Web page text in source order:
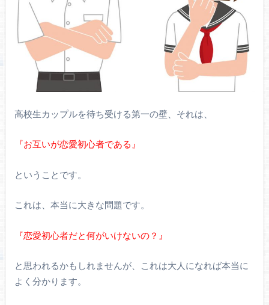
高校生カップルを待ち受ける第一の壁、それは、
『お互いが恋愛初心者である』
ということです。
これは、本当に大きな問題です。
『恋愛初心者だと何がいけないの？』
と思われるかもしれませんが、これは大人になれば本当に
よく分かります。